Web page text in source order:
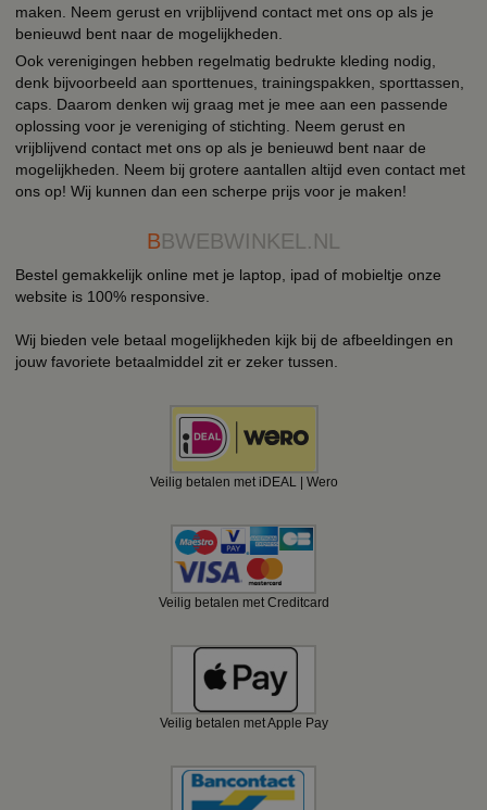
maken. Neem gerust en vrijblijvend contact met ons op als je
benieuwd bent naar de mogelijkheden.
Ook verenigingen hebben regelmatig bedrukte kleding nodig,
denk bijvoorbeeld aan sporttenues, trainingspakken, sporttassen,
caps. Daarom denken wij graag met je mee aan een passende
oplossing voor je vereniging of stichting. Neem gerust en
vrijblijvend contact met ons op als je benieuwd bent naar de
mogelijkheden. Neem bij grotere aantallen altijd even contact met
ons op! Wij kunnen dan een scherpe prijs voor je maken!
BBWEBWINKEL.NL
Bestel gemakkelijk online met je laptop, ipad of mobieltje onze
website is 100% responsive.
Wij bieden vele betaal mogelijkheden kijk bij de afbeeldingen en
jouw favoriete betaalmiddel zit er zeker tussen.
Veilig betalen met iDEAL | Wero
Veilig betalen met Creditcard
Veilig betalen met Apple Pay